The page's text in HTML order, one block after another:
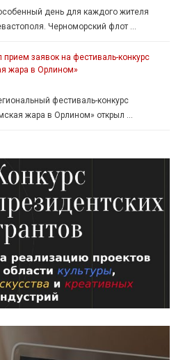
день для каждого жителя
Черноморский флот …
прием заявок на фестиваль-конкурс
жара в Орлином»
фестиваль-конкурс
жара в Орлином» открыл …